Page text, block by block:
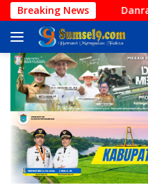
Langsung
ke
konten
Breaking NewsDanramil 402-10/